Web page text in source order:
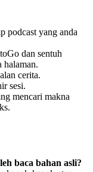
podcast yang anda
dan sentuh
halaman.
cerita.
sesi.
mencari makna
baca bahan asli?